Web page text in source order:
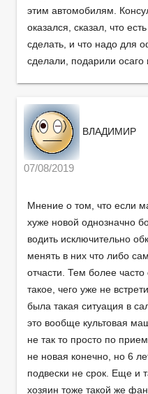
этим автомобилям.
оказался, сказал, что
сделать, и что надо для
сделали, подарили осаго
ВЛАДИМИР
07/08/2019
Мнение о том, что если
хуже новой однозначно
водить исключительно
менять в них что либо
отчасти. Тем более часто
такое, чего уже не
была такая ситуация в
это вообще культовая
не так то просто по
не новая конечно, но 6
подвески не срок. Еще и
хозяин тоже такой же